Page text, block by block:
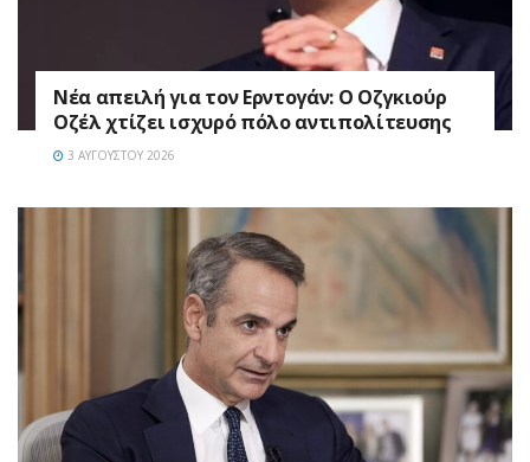
Νέα απειλή για τον Ερντογάν: Ο Οζγκιούρ
Οζέλ χτίζει ισχυρό πόλο αντιπολίτευσης
3 ΑΥΓΟΎΣΤΟΥ 2026